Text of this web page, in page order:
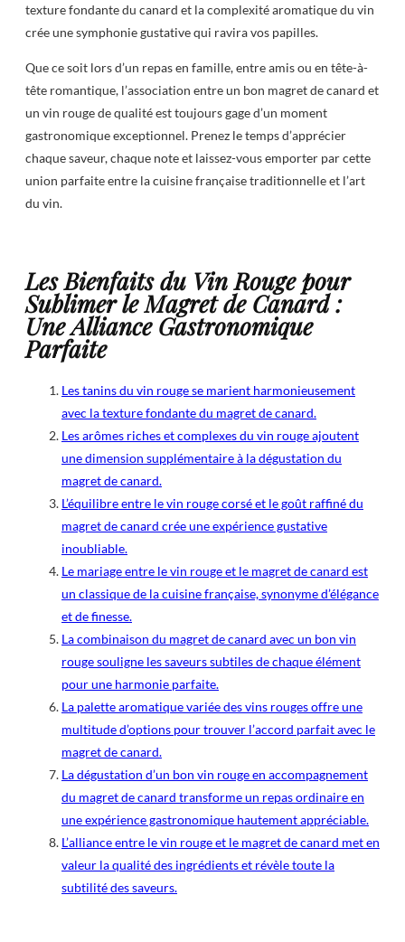
texture fondante du canard et la complexité aromatique du vin
crée une symphonie gustative qui ravira vos papilles.
Que ce soit lors d’un repas en famille, entre amis ou en tête-à-
tête romantique, l’association entre un bon magret de canard et
un vin rouge de qualité est toujours gage d’un moment
gastronomique exceptionnel. Prenez le temps d’apprécier
chaque saveur, chaque note et laissez-vous emporter par cette
union parfaite entre la cuisine française traditionnelle et l’art
du vin.
Les Bienfaits du Vin Rouge pour
Sublimer le Magret de Canard :
Une Alliance Gastronomique
Parfaite
Les tanins du vin rouge se marient harmonieusement
avec la texture fondante du magret de canard.
Les arômes riches et complexes du vin rouge ajoutent
une dimension supplémentaire à la dégustation du
magret de canard.
L’équilibre entre le vin rouge corsé et le goût raffiné du
magret de canard crée une expérience gustative
inoubliable.
Le mariage entre le vin rouge et le magret de canard est
un classique de la cuisine française, synonyme d’élégance
et de finesse.
La combinaison du magret de canard avec un bon vin
rouge souligne les saveurs subtiles de chaque élément
pour une harmonie parfaite.
La palette aromatique variée des vins rouges offre une
multitude d’options pour trouver l’accord parfait avec le
magret de canard.
La dégustation d’un bon vin rouge en accompagnement
du magret de canard transforme un repas ordinaire en
une expérience gastronomique hautement appréciable.
L’alliance entre le vin rouge et le magret de canard met en
valeur la qualité des ingrédients et révèle toute la
subtilité des saveurs.